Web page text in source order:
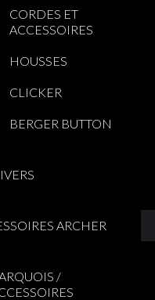
CORDES ET
ACCESSOIRES
HOUSSES
CLICKER
BERGER BUTTON
ARCHER
/